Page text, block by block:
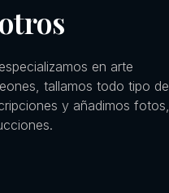
en arte
tallamos todo tipo de
y añadimos fotos,